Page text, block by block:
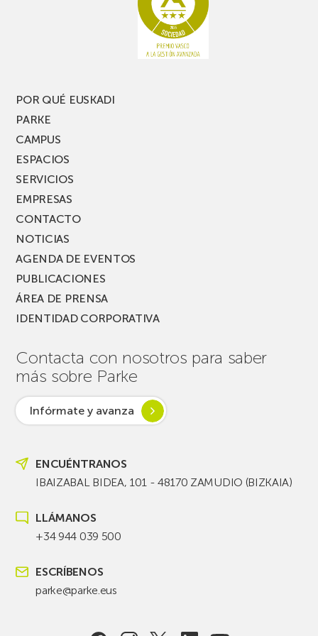
PARKEA
MUSIK
POR QUÉ EUSKADI
PARKE
CAMPUS
ESPACIOS
SERVICIOS
EMPRESAS
CONTACTO
NOTICIAS
AGENDA DE EVENTOS
PUBLICACIONES
ÁREA DE PRENSA
IDENTIDAD CORPORATIVA
Contacta con nosotros para saber
más sobre Parke
Infórmate y avanza
ENCUÉNTRANOS
IBAIZABAL BIDEA, 101 - 48170 ZAMUDIO (BIZKAIA)
LLÁMANOS
+34 944 039 500
ESCRÍBENOS
parke@parke.eus